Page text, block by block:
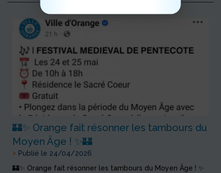
🏰✨ Orange fait résonner les tambours du
Moyen Âge ! ✨🏰
> Publié le 24/04/2026
🏰✨ Orange fait résonner les tambours du Moyen Âge ! ✨